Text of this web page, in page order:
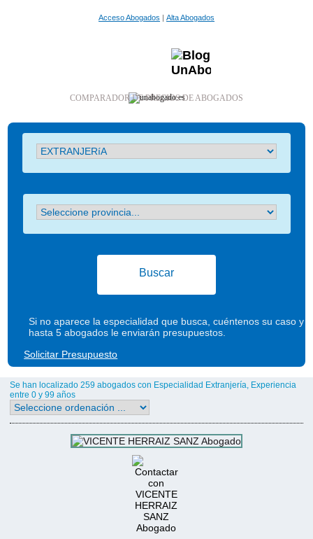
Acceso Abogados |Alta Abogados
COMPARADOR DE PRECIOS DE ABOGADOS
Buscar
Si no aparece la especialidad que busca, cuéntenos su caso y
hasta 5 abogados le enviarán presupuestos.
Solicitar Presupuesto
Se han localizado 259 abogados con Especialidad Extranjería, Experiencia
entre 0 y 99 años